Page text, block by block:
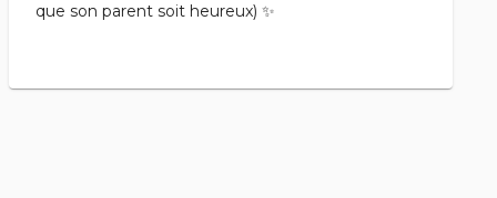
que son parent soit heureux) ✨